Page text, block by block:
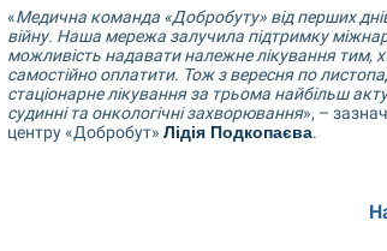
«Медична команда «Добробуту» від перших
війну. Наша мережа залучила підтримку
можливість надавати належне лікування тим,
самостійно оплатити. Тож з вересня по
стаціонарне лікування за трьома найбільш
судинні та онкологічні захворювання», –
центру «Добробут» Лідія Подкопаєва.